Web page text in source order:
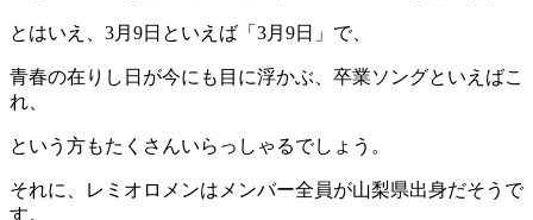
とはいえ、3月9日といえば「3月9日」で、
青春の在りし日が今にも目に浮かぶ、卒業ソングといえばこ
れ、
という方もたくさんいらっしゃるでしょう。
それに、レミオロメンはメンバー全員が山梨県出身だそうで
す。